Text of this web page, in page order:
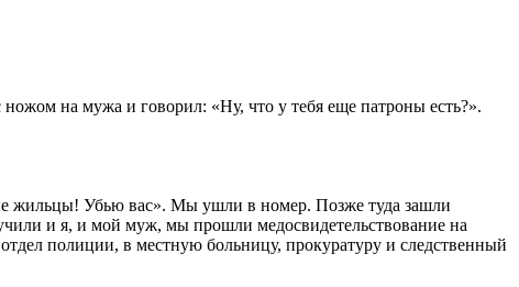
на мужа и говорил: «Ну, что у тебя еще патроны есть?».
жильцы! Убью вас». Мы ушли в номер. Позже туда зашли
и я, и мой муж, мы прошли медосвидетельствование на
полиции, в местную больницу, прокуратуру и следственный